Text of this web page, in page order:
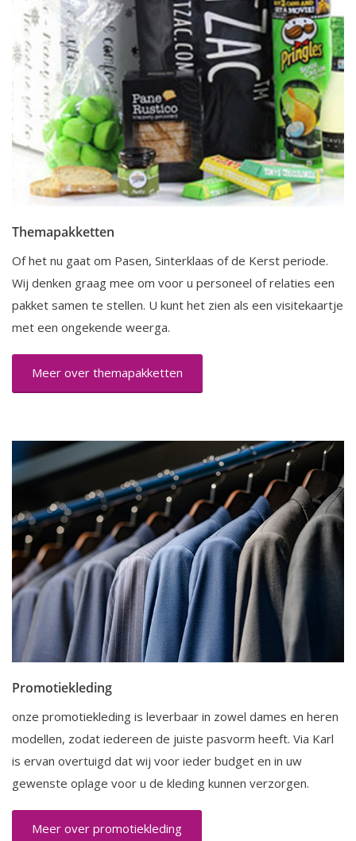
Themapakketten
Of het nu gaat om Pasen, Sinterklaas of de Kerst periode.
Wij denken graag mee om voor u personeel of relaties een
pakket samen te stellen. U kunt het zien als een visitekaartje
met een ongekende weerga.
Meer over themapakketten
Promotiekleding
onze promotiekleding is leverbaar in zowel dames en heren
modellen, zodat iedereen de juiste pasvorm heeft. Via Karl
is ervan overtuigd dat wij voor ieder budget en in uw
gewenste oplage voor u de kleding kunnen verzorgen.
Meer over promotiekleding